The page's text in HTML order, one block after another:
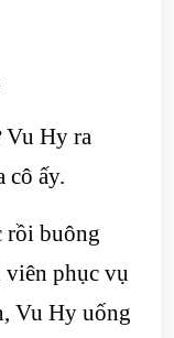
Vu Hy ra
cô ấy.
rồi buông
viên phục vụ
Vu Hy uống